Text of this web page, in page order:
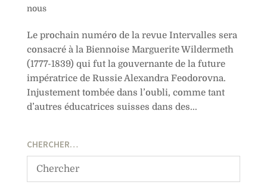
nous
Le prochain numéro de la revue Intervalles sera
consacré à la Biennoise Marguerite Wildermeth
(1777-1839) qui fut la gouvernante de la future
impératrice de Russie Alexandra Feodorovna.
Injustement tombée dans l’oubli, comme tant
d’autres éducatrices suisses dans des...
CHERCHER…